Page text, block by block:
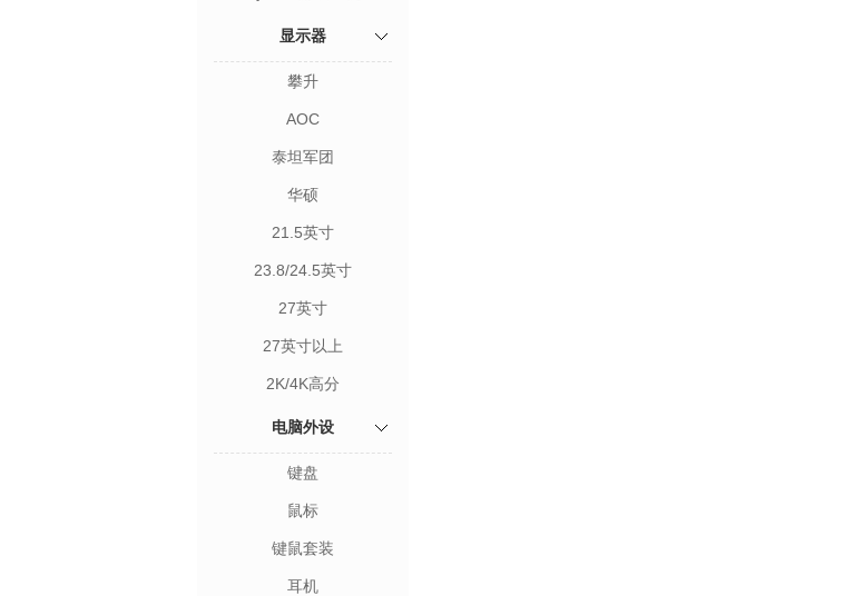
显示器
攀升
AOC
泰坦军团
华硕
21.5英寸
23.8/24.5英寸
27英寸
27英寸以上
2K/4K高分
电脑外设
键盘
鼠标
键鼠套装
耳机